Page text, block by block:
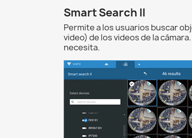
Smart Search II
Permite a los usuarios buscar
video) de los videos de la
necesita.